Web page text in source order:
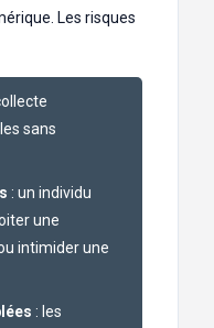
Les risques
sans
: un individu
une
intimider une
: les